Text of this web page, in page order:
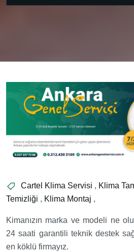
Cartel Klima Servisi , Klima
Temizliği , Klima Montaj ,
Kimanızın marka ve modeli ne
24 saati garantili teknik destek
en köklü firmayız.